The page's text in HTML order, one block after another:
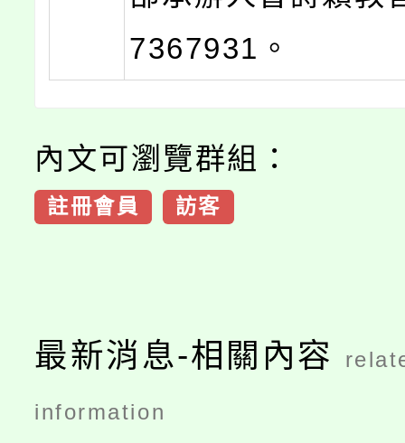
7367931。
內文可瀏覽群組：
註冊會員 訪客
最新消息-相關內容
information